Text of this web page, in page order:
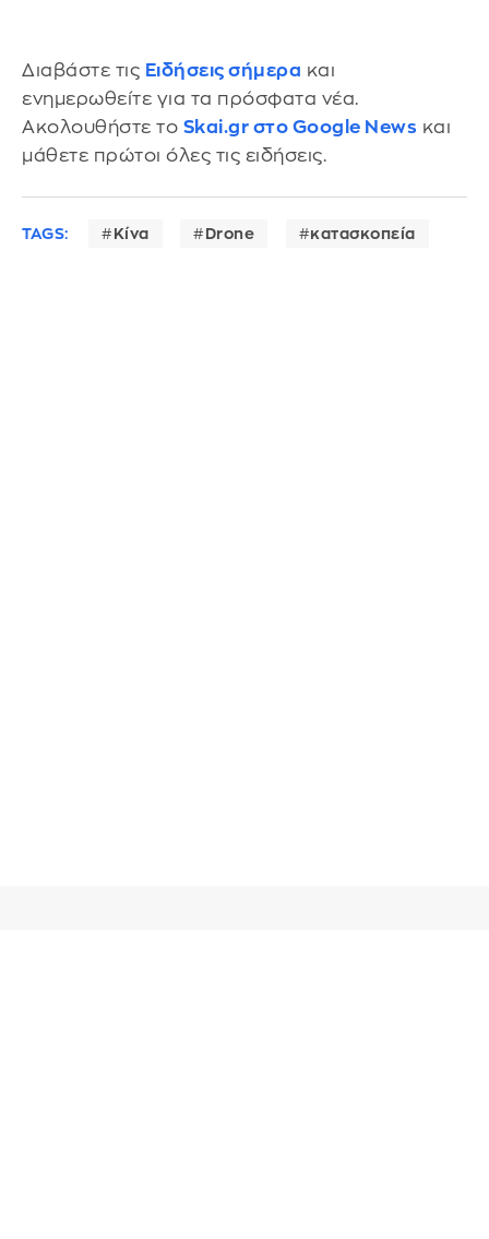
Διαβάστε τις Ειδήσεις σήμερα και
ενημερωθείτε για τα πρόσφατα νέα.
Ακολουθήστε το Skai.gr στο Google News και
μάθετε πρώτοι όλες τις ειδήσεις.
TAGS: Κίνα Drone κατασκοπεία